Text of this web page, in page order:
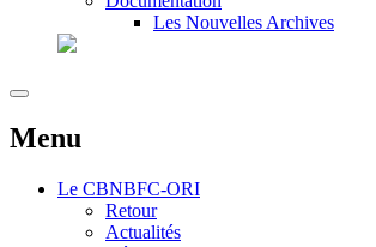
Les Nouvelles Archives
Menu
Le CBNBFC-ORI
Retour
Actualités